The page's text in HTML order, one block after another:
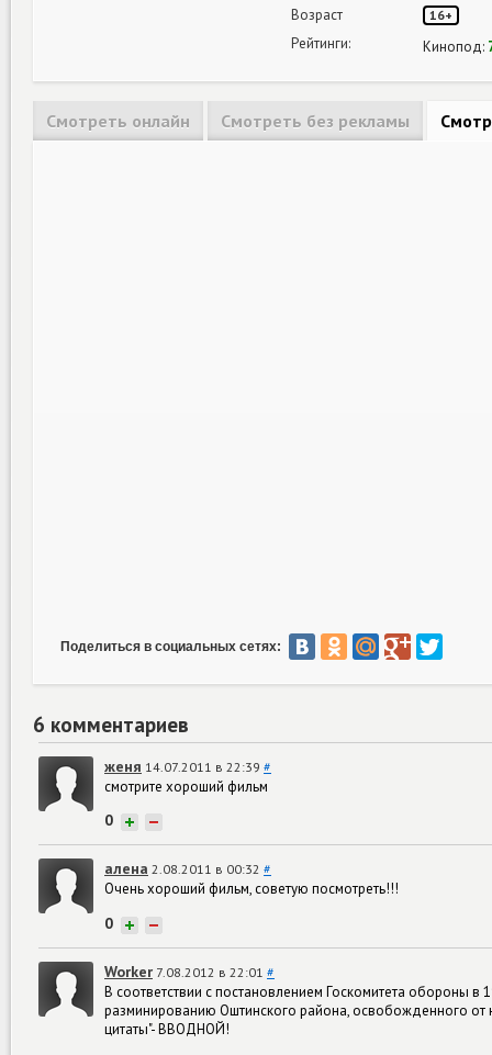
Возраст
16+
Рейтинги: Кинопод:
Смотреть онлайн Смотреть без рекламы
Поделиться в социальных сетях:
6 комментариев
женя 14.07.2011 в 22:39 #
смотрите хороший фильм
0 + −
алена 2.08.2011 в 00:32 #
Очень хороший фильм, советую посмотреть!!!
0 + −
Worker 7.08.2012 в 22:01 #
В соответствии с постановлением Госкомитета обороны
разминированию Оштинского района, освобожденного
цитаты"- ВВОДНОЙ!